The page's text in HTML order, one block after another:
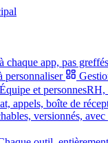
chaque app, pas
personnaliser
Équipe et personnesRH,
appels, boîte de
versionnés,